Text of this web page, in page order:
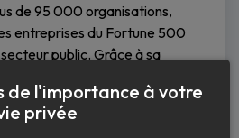
de 95 000 organisations,
entreprises du Fortune 500
public. Grâce à sa
Lire la suite
de l'importance à votre
privée